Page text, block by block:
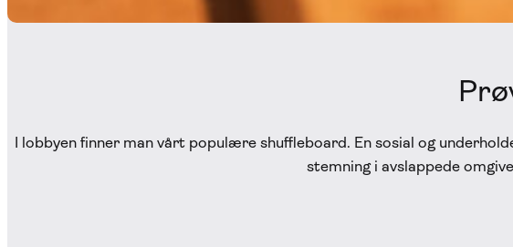
I lobbyen finner man vårt populære shuffleboard. En sosial og
stemning i avslappede